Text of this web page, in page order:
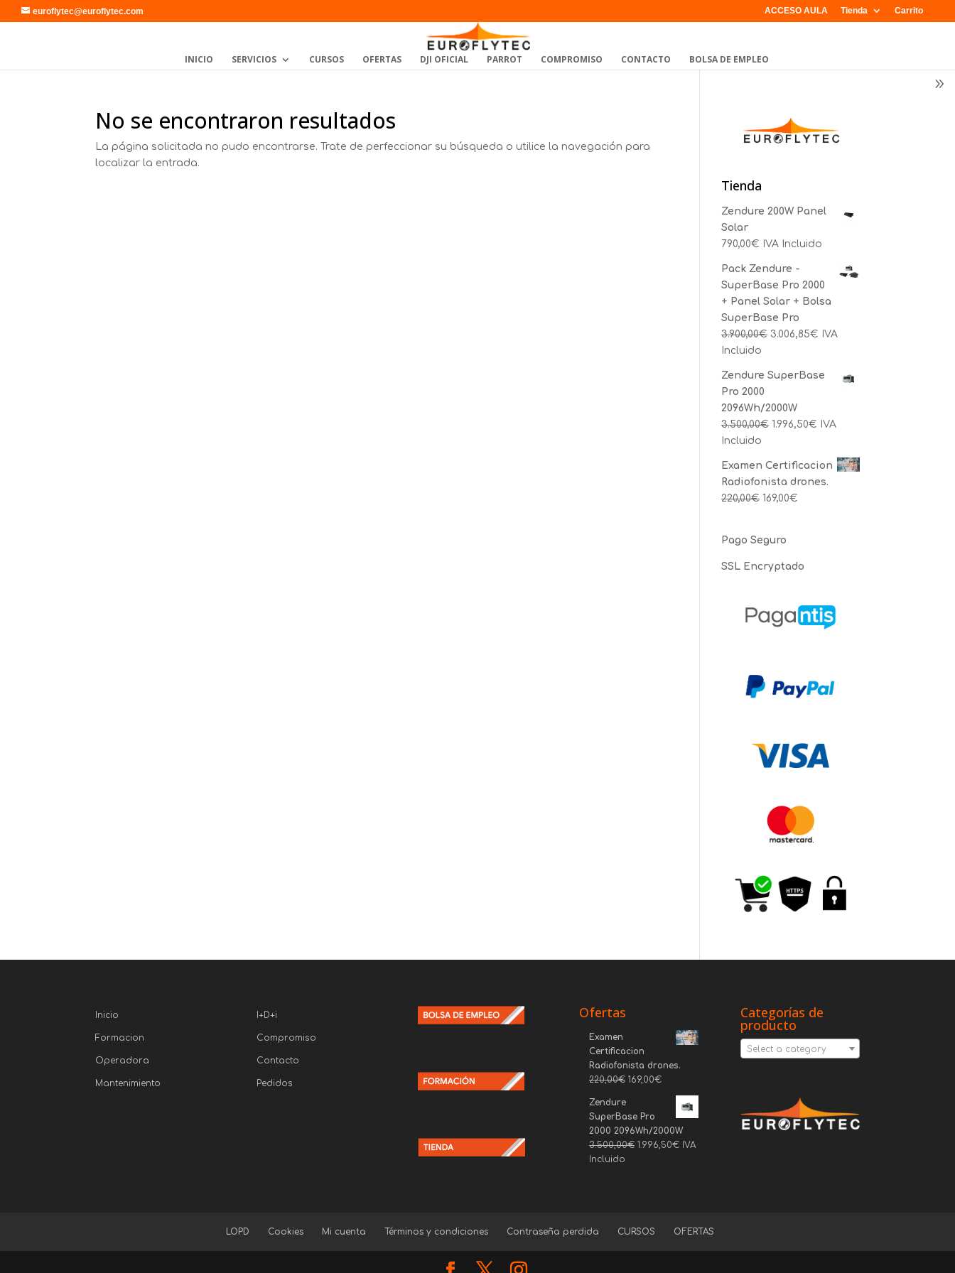
euroflytec@euroflytec.com ACCESO AULA Tienda Carrito
INICIO SERVICIOS CURSOS OFERTAS DJI OFICIAL PARROT COMPROMISO CONTACTO BOLSA DE EMPLEO
No se encontraron resultados
La página solicitada no pudo encontrarse. Trate de perfeccionar su búsqueda o utilice la navegación para
localizar la entrada.
Tienda
Zendure 200W Panel
Solar
790,00€ IVA Incluido
Pack Zendure -
SuperBase Pro 2000
+ Panel Solar + Bolsa
SuperBase Pro
3.900,00€ 3.006,85€ IVA
Incluido
Zendure SuperBase
Pro 2000
2096Wh/2000W
3.500,00€ 1.996,50€ IVA
Incluido
Examen Certificacion
Radiofonista drones.
220,00€ 169,00€
Pago Seguro
SSL Encryptado
Inicio
Formacion
Operadora
Mantenimiento
I+D+i
Compromiso
Contacto
Pedidos
Ofertas
Examen
Certificacion
Radiofonista drones.
220,00€ 169,00€
Zendure
SuperBase Pro
2000 2096Wh/2000W
3.500,00€ 1.996,50€ IVA
Incluido
Categorías de
producto
Select a category
LOPD Cookies Mi cuenta Términos y condiciones Contraseña perdida CURSOS OFERTAS